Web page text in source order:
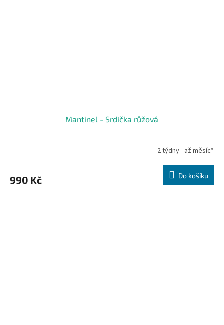
Mantinel - Srdíčka růžová
2 týdny - až měsíc*
990 Kč Do košíku